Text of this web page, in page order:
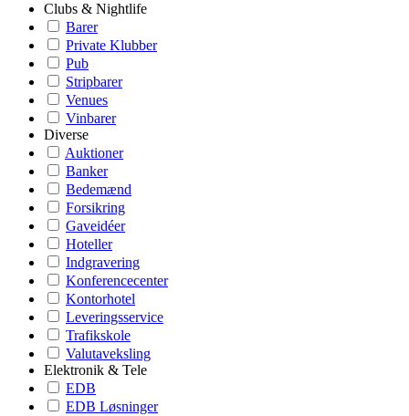
Clubs & Nightlife
Barer
Private Klubber
Pub
Stripbarer
Venues
Vinbarer
Diverse
Auktioner
Banker
Bedemænd
Forsikring
Gaveidéer
Hoteller
Indgravering
Konferencecenter
Kontorhotel
Leveringsservice
Trafikskole
Valutaveksling
Elektronik & Tele
EDB
EDB Løsninger